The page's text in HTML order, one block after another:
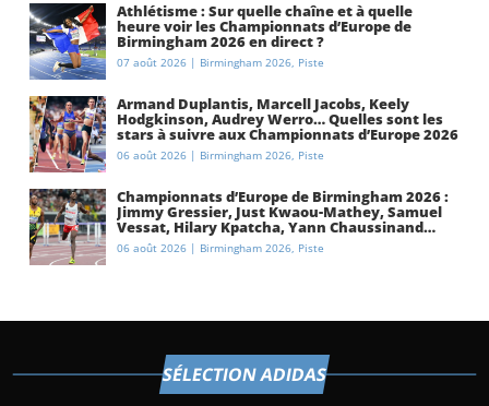
Athlétisme : Sur quelle chaîne et à quelle
heure voir les Championnats d’Europe de
Birmingham 2026 en direct ?
07 août 2026 | Birmingham 2026, Piste
Armand Duplantis, Marcell Jacobs, Keely
Hodgkinson, Audrey Werro… Quelles sont les
stars à suivre aux Championnats d’Europe 2026
à Birmingham ?
06 août 2026 | Birmingham 2026, Piste
Championnats d’Europe de Birmingham 2026 :
Jimmy Gressier, Just Kwaou-Mathey, Samuel
Vessat, Hilary Kpatcha, Yann Chaussinand…
Présentation de l’équipe de France
d’athlétisme
06 août 2026 | Birmingham 2026, Piste
SÉLECTION ADIDAS